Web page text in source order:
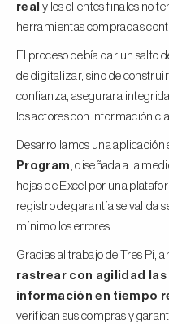
real y los clientes finales no
herramientas compradas
El proceso debía dar un salto
de digitalizar, sino de
confianza, asegurara
los actores con información
Desarrollamos una aplicación
Program , diseñada a la
hojas de Excel por una
registro de garantía se valida
mínimo los errores.
Gracias al trabajo de Tres Pi,
rastrear con agilidad las
información en tiempo
verifican sus compras y